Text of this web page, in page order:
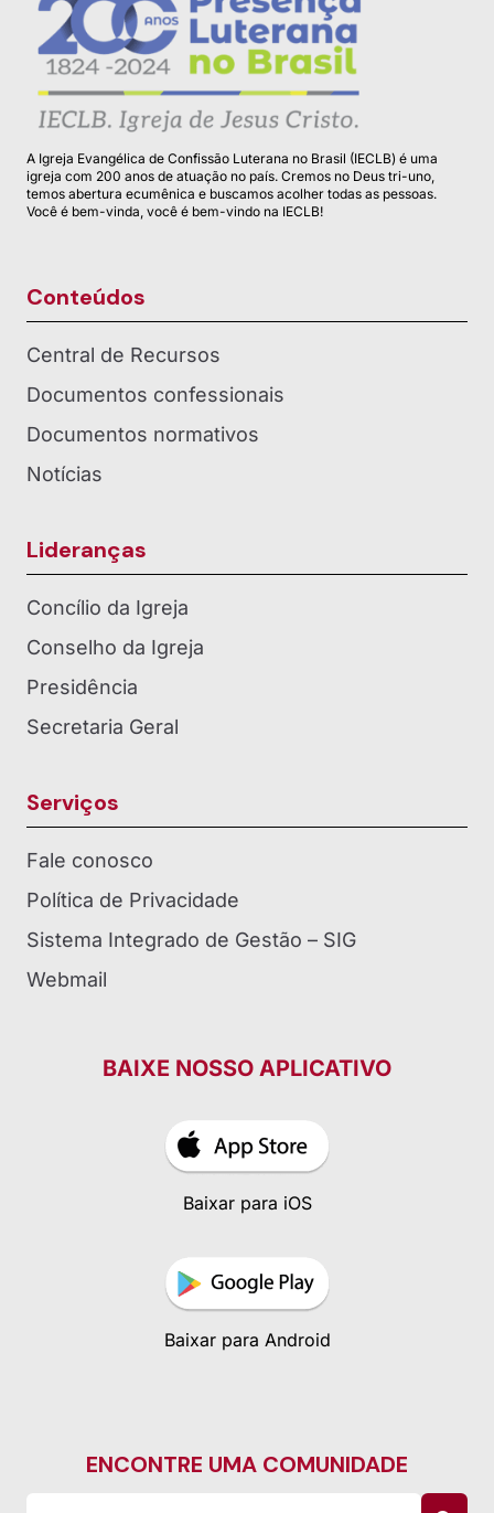
A Igreja Evangélica de Confissão Luterana no Brasil (IECLB) é uma
igreja com 200 anos de atuação no país. Cremos no Deus tri-uno,
temos abertura ecumênica e buscamos acolher todas as pessoas.
Você é bem-vinda, você é bem-vindo na IECLB!
Conteúdos
Central de Recursos
Documentos confessionais
Documentos normativos
Notícias
Lideranças
Concílio da Igreja
Conselho da Igreja
Presidência
Secretaria Geral
Serviços
Fale conosco
Política de Privacidade
Sistema Integrado de Gestão – SIG
Webmail
BAIXE NOSSO APLICATIVO
Baixar para iOS
Baixar para Android
ENCONTRE UMA COMUNIDADE